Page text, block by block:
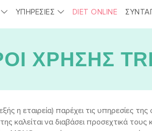
ΥΠΗΡΕΣΙΕΣ DIET ONLINE
ΧΡΗΣΗΣ
η εταιρεία) παρέχει τις υπηρεσίες
καλείται να διαβάσει προσεχτικά τους